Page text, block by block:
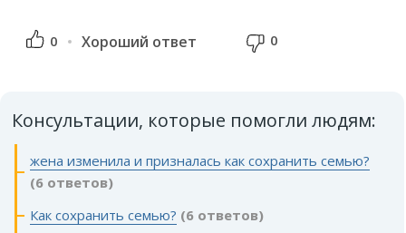
0 Хороший ответ 0
Консультации, которые помогли людям:
жена изменила и призналась как сохранить семью?
(6 ответов)
Как сохранить семью? (6 ответов)